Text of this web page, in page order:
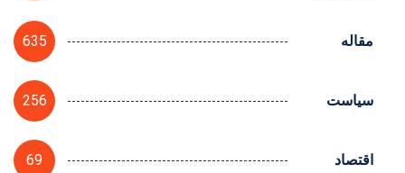
مقاله 635
سیاست 256
اقتصاد 69